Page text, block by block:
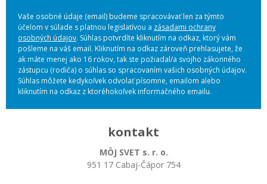
Vaše osobné údaje (email) budeme spracovávať len za týmto
účelom v súlade s platnou legislatívou a zásadami ochrany
osobných údajov. Súhlas potvrdíte kliknutím na odkaz, ktorý vám
pošleme na váš email. Kliknutím na odkaz zároveň prehlasujete, že
ak máte menej ako 16 rokov, tak ste požiadal/a svojho zákonného
zástupcu (rodiča) o súhlas so spracovaním vašich osobných údajov.
Súhlas môžete kedykoľvek odvolať písomne, emailom alebo
kliknutím na odkaz z ktoréhokoľvek informačného emailu.
kontakt
MÔJ SVET s. r. o.
951 17 Cabaj-Čápor 754